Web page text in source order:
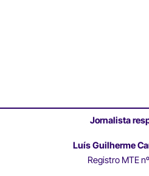
Jornalista
Luís Guilherme
Registro MTE